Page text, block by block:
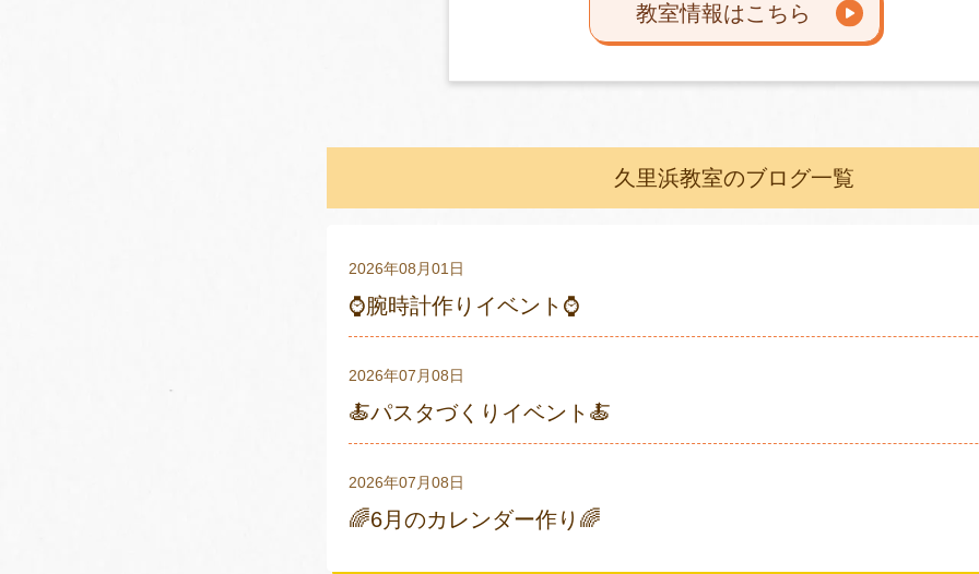
教室情報はこちら
久里浜教室のブログ一覧
2026年08月01日
⌚腕時計作りイベント⌚
2026年07月08日
🍝パスタづくりイベント🍝
2026年07月08日
🌈6月のカレンダー作り🌈